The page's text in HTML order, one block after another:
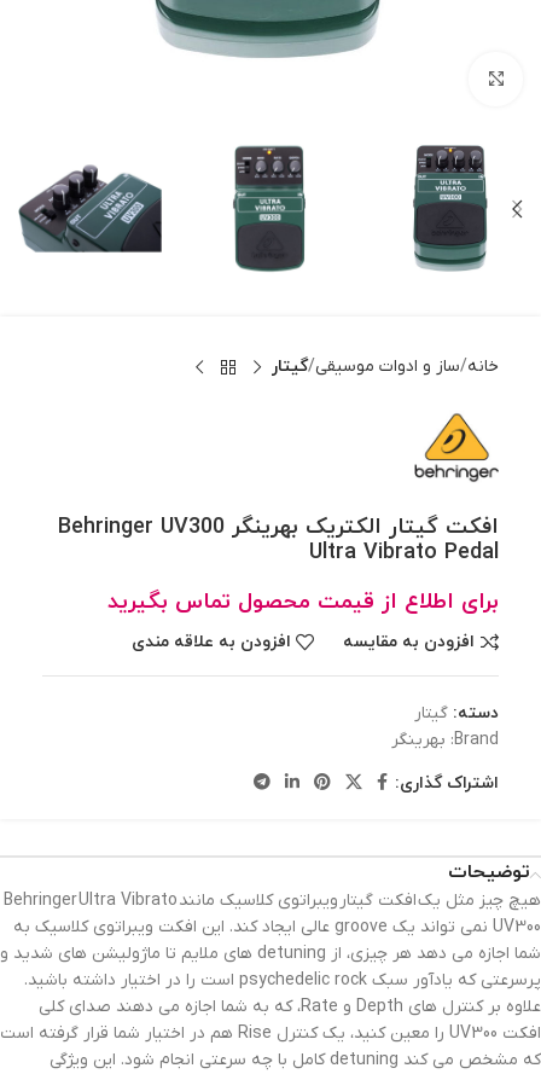
خانه ساز و ادوات موسیقی گیتار
افکت گیتار الکتریک بهرینگر Behringer UV300
Ultra Vibrato Pedal
برای اطلاع از قیمت محصول تماس بگیرید
افزودن به مقایسه افزودن به علاقه مندی
دسته: گیتار
Brand: بهرینگر
اشتراک گذاری:
توضیحات
هیچ چیز مثل یک افکت گیتار ویبراتوی کلاسیک مانند Behringer Ultra Vibrato
UV300 نمی تواند یک groove عالی ایجاد کند. این افکت ویبراتوی کلاسیک به
شما اجازه می دهد هر چیزی، از detuning های ملایم تا ماژولیشن های شدید و
پرسرعتی که یادآور سبک psychedelic rock است را در اختیار داشته باشید.
علاوه بر کنترل های Depth و Rate، که به شما اجازه می دهند صدای کلی
افکت UV300 را معین کنید، یک کنترل Rise هم در اختیار شما قرار گرفته است
که مشخص می کند detuning کامل با چه سرعتی انجام شود. این ویژگی